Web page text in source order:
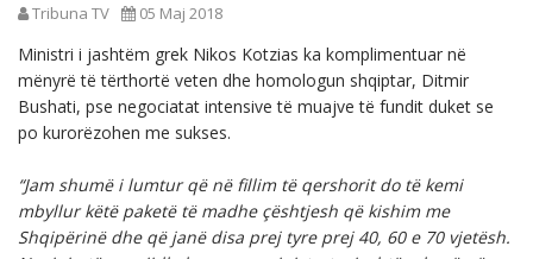
Tribuna TV 05 Maj 2018
Ministri i jashtëm grek Nikos Kotzias ka komplimentuar në
mënyrë të tërthortë veten dhe homologun shqiptar, Ditmir
Bushati, pse negociatat intensive të muajve të fundit duket se
po kurorëzohen me sukses.
“Jam shumë i lumtur që në fillim të qershorit do të kemi
mbyllur këtë paketë të madhe çështjesh që kishim me
Shqipërinë dhe që janë disa prej tyre prej 40, 60 e 70 vjetësh.